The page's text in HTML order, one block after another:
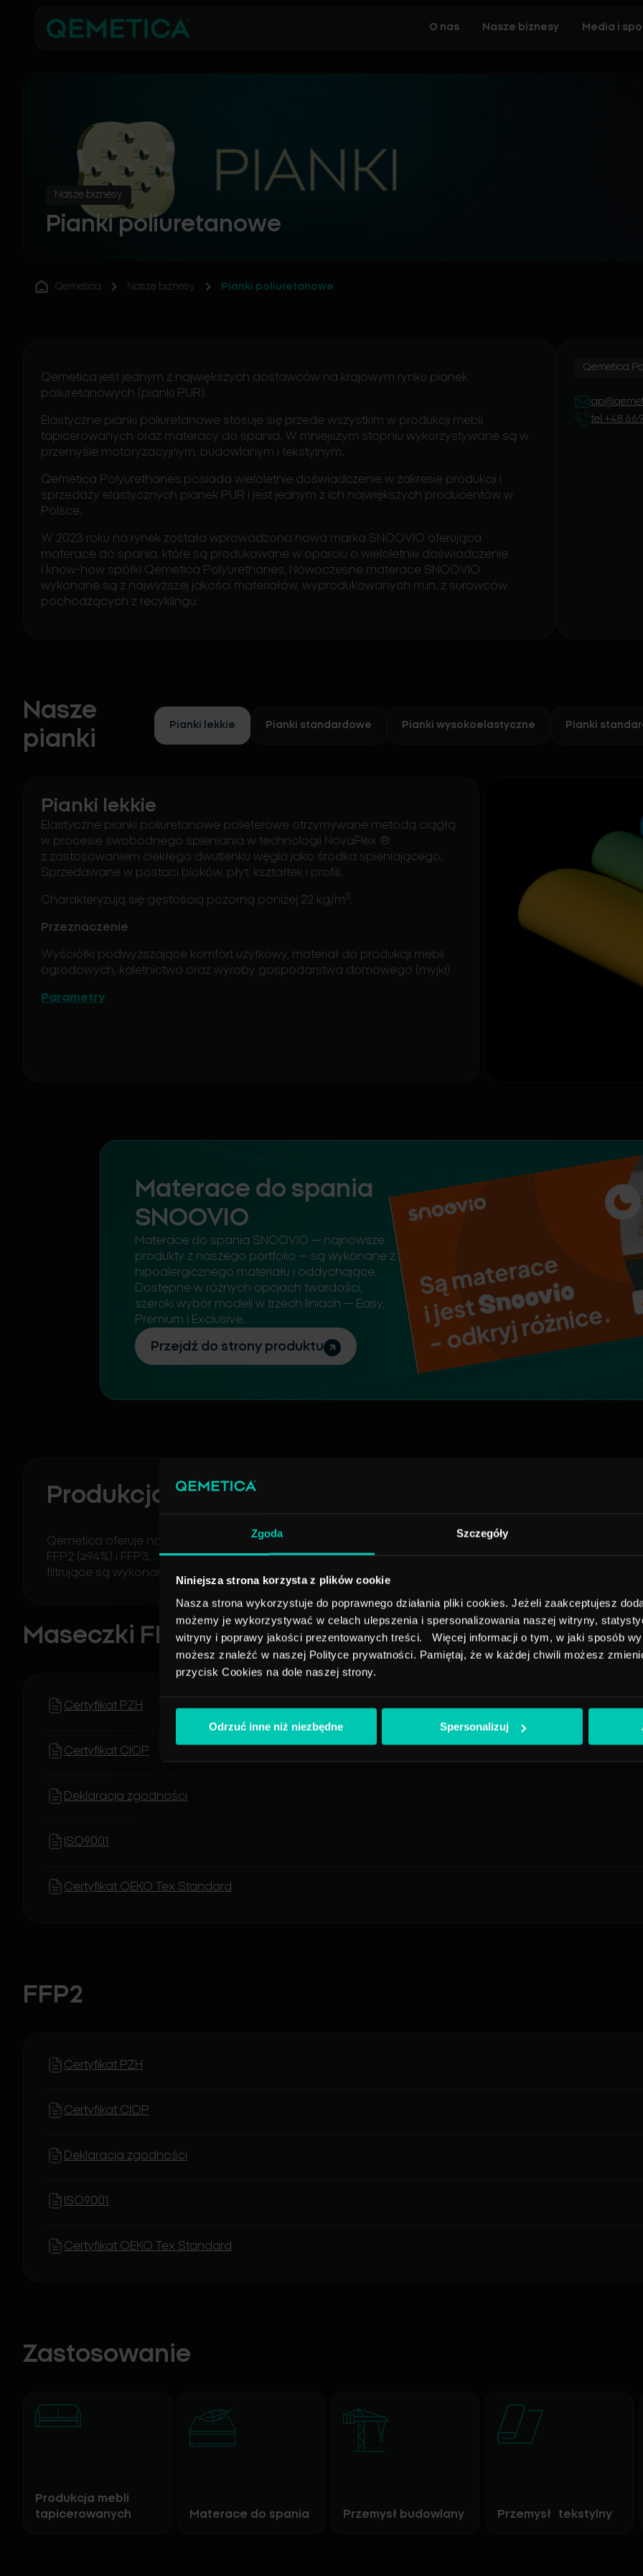
Zgoda Szczegóły
Niniejsza strona korzysta z plików cookie
Nasza strona wykorzystuje do poprawnego działania pliki cookies. Jeżeli zaakceptujesz
możemy je wykorzystywać w celach ulepszenia i spersonalizowania naszej witryny,
witryny i poprawy jakości prezentowanych treści. Więcej informacji o tym, w jaki sposób
możesz znaleźć w naszej Polityce prywatności. Pamiętaj, że w każdej chwili możesz
przycisk Cookies na dole naszej strony.
Odrzuć inne niż niezbędne Spersonalizuj
O nas Nasze biznesy Media i
Nasze biznesy
Pianki poliuretanowe
Qemetica Nasze biznesy Pianki poliuretanowe
Qemetica jest jednym z największych dostawców na krajowym rynku pianek
poliuretanowych (pianki PUR).
Elastyczne pianki poliuretanowe stosuje się przede wszystkim w produkcji mebli
tapicerowanych oraz materacy do spania. W mniejszym stopniu wykorzystywane są w
przemyśle motoryzacyjnym, budowlanym i tekstylnym.
Qemetica Polyurethanes posiada wieloletnie doświadczenie w zakresie produkcji i
sprzedaży elastycznych pianek PUR i jest jednym z ich największych producentów w
Polsce.
W 2023 roku na rynek została wprowadzona nowa marka SNOOVIO oferująca
materace do spania, które są produkowane w oparciu o wieloletnie doświadczenie
i know-how spółki Qemetica Polyurethanes. Nowoczesne materace SNOOVIO
wykonane są z najwyższej jakości materiałów, wyprodukowanych m.in. z surowców
pochodzących z recyklingu.
Qemetica
tel. +48
Nasze
pianki
Pianki lekkie Pianki standardowe Pianki wysokoelastyczne Pianki
Pianki lekkie
Elastyczne pianki poliuretanowe polieterowe otrzymywane metodą ciągłą
w procesie swobodnego spieniania w technologii NovaFlex ®
z zastosowaniem ciekłego dwutlenku węgla jako środka spieniającego.
Sprzedawane w postaci bloków, płyt, kształtek i profili.
Charakteryzują się gęstością pozorną poniżej 22 kg/m3.
Przeznaczenie
Wyściółki podwyższające komfort użytkowy, materiał do produkcji mebli
ogrodowych, kaletnictwo oraz wyroby gospodarstwa domowego (myjki)
Parametry
Materace do spania
SNOOVIO
Materace do spania SNOOVIO — najnowsze
produkty z naszego portfolio — są wykonane z
hipoalergicznego materiału i oddychające.
Dostępne w różnych opcjach twardości,
szeroki wybór modeli w trzech liniach — Easy,
Premium i Exclusive.
Przejdź do strony produktu
Produkcja wysokiej jakości maseczek ochronnych
Qemetica oferuje najwyższej jakości maseczki ochronne, zgodnych ze standardem europejskim EN
FFP2 (≥94%) i FFP3. . Produkowane przez Qemetikę maseczki powstają na instalacji w zakładzie CIECH w
filtrujące są wykonane z 5 warstw materiałów (w tym również o właściwościach filtracyjnych) i dopasowują
Maseczki FFP3
Certyfikat PZH
Certyfikat CIOP
Deklaracja zgodności
ISO9001
Certyfikat OEKO Tex Standard
FFP2
Certyfikat PZH
Certyfikat CIOP
Deklaracja zgodności
ISO9001
Certyfikat OEKO Tex Standard
Zastosowanie
Produkcja mebli
tapicerowanych
Materace do spania Przemysł budowlany Przemysł tekstylny